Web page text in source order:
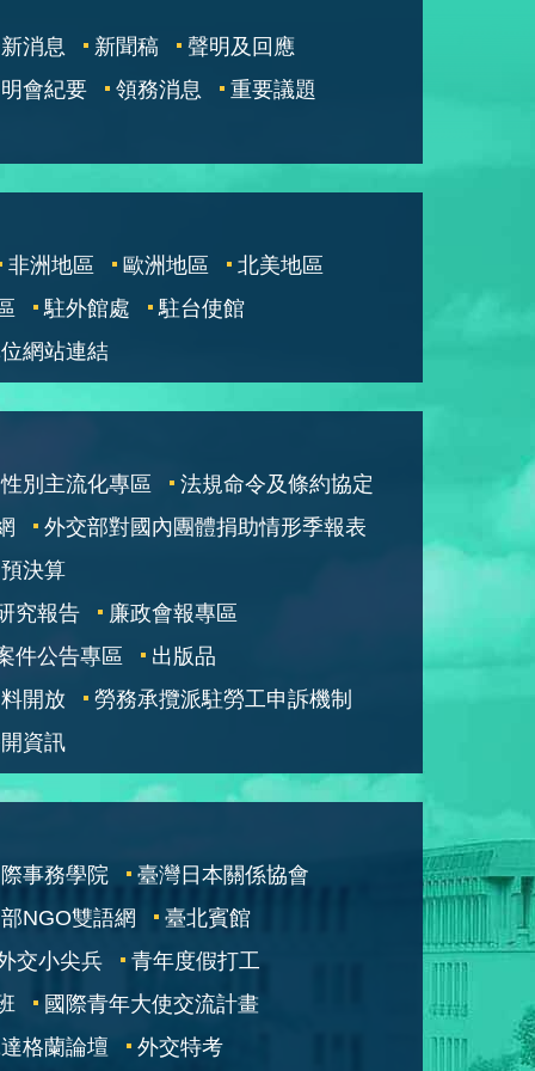
消息 新聞稿
聲明及回應
會紀要
領務消息 重要議題
非洲地區 歐洲地區
北美地區
駐外館處
駐台使館
網站連結
性別主流化專區
法規命令及條約協定
外交部對國內團體捐助情形季報表
決算
究報告
廉政會報專區
件公告專區
出版品
開放
勞務承攬派駐勞工申訴機制
資訊
事務學院
臺灣日本關係協會
NGO雙語網
臺北賓館
交小尖兵
青年度假打工
國際青年大使交流計畫
格蘭論壇
外交特考